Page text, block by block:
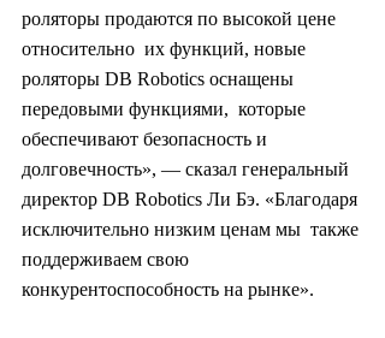
роляторы продаются по высокой цене
относительно  их функций, новые
роляторы DB Robotics оснащены
передовыми функциями,  которые
обеспечивают безопасность и
долговечность», — сказал генеральный
директор DB Robotics Ли Бэ. «Благодаря
исключительно низким ценам мы  также
поддерживаем свою
конкурентоспособность на рынке».